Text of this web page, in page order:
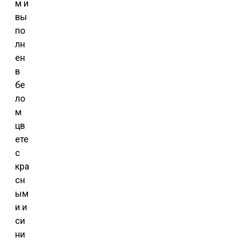
м и
вы
по
лн
ен
в
бе
ло
м
цв
ете
с
кра
сн
ым
и и
си
ни